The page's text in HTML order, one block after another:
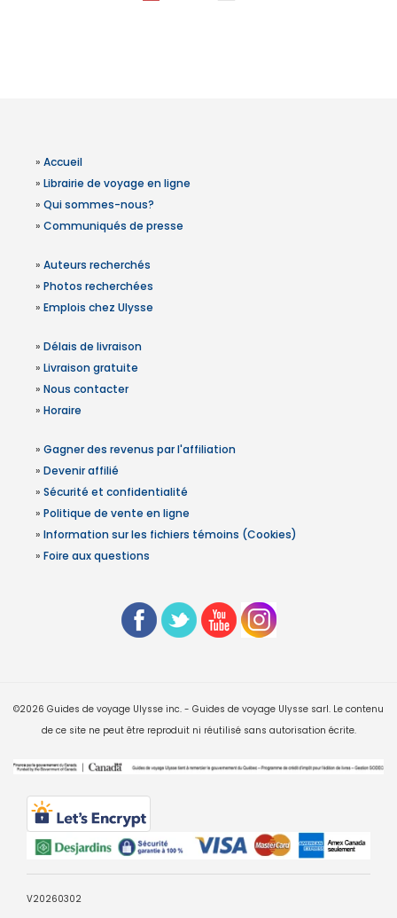
» Accueil
» Librairie de voyage en ligne
» Qui sommes-nous?
» Communiqués de presse
» Auteurs recherchés
» Photos recherchées
» Emplois chez Ulysse
» Délais de livraison
» Livraison gratuite
» Nous contacter
» Horaire
» Gagner des revenus par l'affiliation
» Devenir affilié
» Sécurité et confidentialité
» Politique de vente en ligne
» Information sur les fichiers témoins (Cookies)
» Foire aux questions
©2026 Guides de voyage Ulysse inc. - Guides de voyage Ulysse sarl. Le contenu
de ce site ne peut être reproduit ni réutilisé sans autorisation écrite.
V20260302